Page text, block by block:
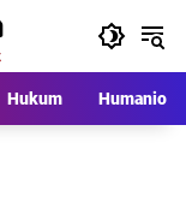
Hukum Humaniora